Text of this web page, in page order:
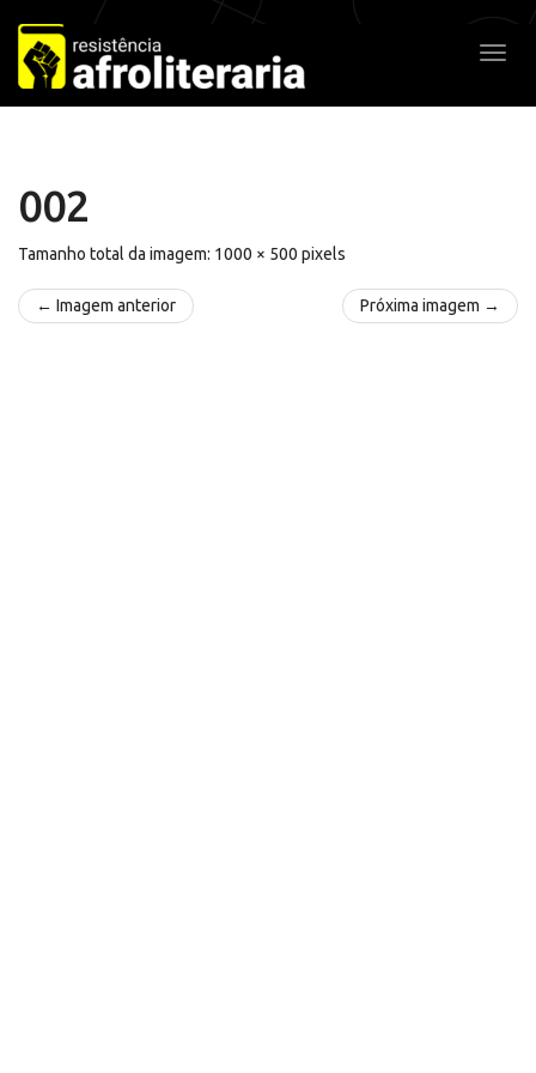
Pular
para
o
conteúdo
002
Tamanho total da imagem: 1000 × 500 pixels
← Imagem anterior Próxima imagem →